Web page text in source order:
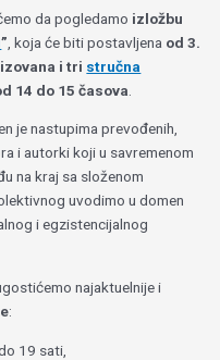
da pogledamo izložbu
” , koja će biti postavljena od 3.
i tri stručna
14 do 15 časova
je nastupima prevođenih,
i autorki koji u savremenom
na kraj sa složenom
uvodimo u domen
i egzistencijalnog
najaktuelnije i
:
19 sati,